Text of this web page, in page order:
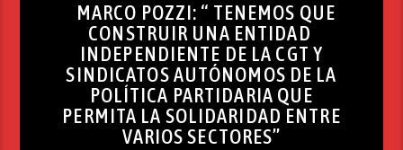
MARCO POZZI: “ TENEMOS QUE
CONSTRUIR UNA ENTIDAD
INDEPENDIENTE DE LA CGT Y
SINDICATOS AUTÓNOMOS DE LA
POLÍTICA PARTIDARIA QUE
PERMITA LA SOLIDARIDAD ENTRE
VARIOS SECTORES”